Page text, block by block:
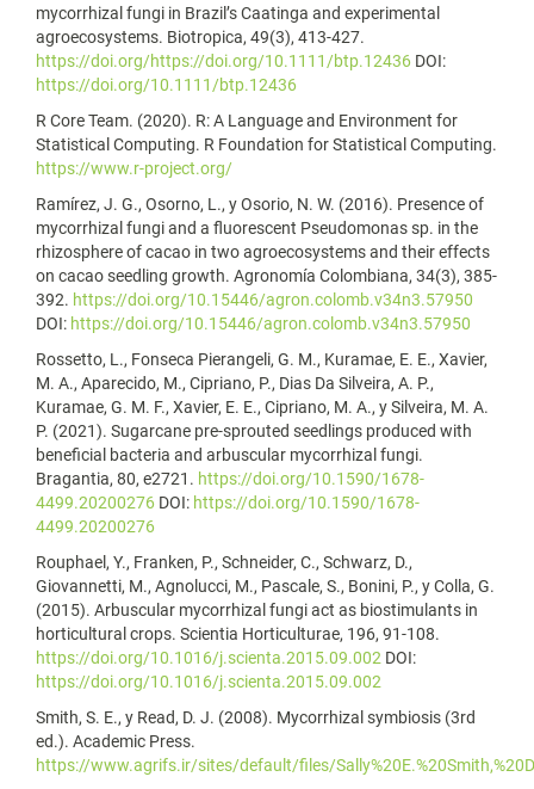
mycorrhizal fungi in Brazil’s Caatinga and experimental
agroecosystems. Biotropica, 49(3), 413-427.
https://doi.org/https://doi.org/10.1111/btp.12436 DOI:
https://doi.org/10.1111/btp.12436
R Core Team. (2020). R: A Language and Environment for
Statistical Computing. R Foundation for Statistical Computing.
https://www.r-project.org/
Ramírez, J. G., Osorno, L., y Osorio, N. W. (2016). Presence of
mycorrhizal fungi and a fluorescent Pseudomonas sp. in the
rhizosphere of cacao in two agroecosystems and their effects
on cacao seedling growth. Agronomía Colombiana, 34(3), 385-
392. https://doi.org/10.15446/agron.colomb.v34n3.57950
DOI: https://doi.org/10.15446/agron.colomb.v34n3.57950
Rossetto, L., Fonseca Pierangeli, G. M., Kuramae, E. E., Xavier,
M. A., Aparecido, M., Cipriano, P., Dias Da Silveira, A. P.,
Kuramae, G. M. F., Xavier, E. E., Cipriano, M. A., y Silveira, M. A.
P. (2021). Sugarcane pre-sprouted seedlings produced with
beneficial bacteria and arbuscular mycorrhizal fungi.
Bragantia, 80, e2721. https://doi.org/10.1590/1678-
4499.20200276 DOI: https://doi.org/10.1590/1678-
4499.20200276
Rouphael, Y., Franken, P., Schneider, C., Schwarz, D.,
Giovannetti, M., Agnolucci, M., Pascale, S., Bonini, P., y Colla, G.
(2015). Arbuscular mycorrhizal fungi act as biostimulants in
horticultural crops. Scientia Horticulturae, 196, 91-108.
https://doi.org/10.1016/j.scienta.2015.09.002 DOI:
https://doi.org/10.1016/j.scienta.2015.09.002
Smith, S. E., y Read, D. J. (2008). Mycorrhizal symbiosis (3rd
ed.). Academic Press.
https://www.agrifs.ir/sites/default/files/